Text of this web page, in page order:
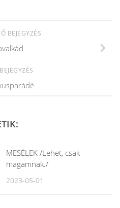
BEJEGYZÉS
MESÉLEK /Lehet, csak
magamnak./
2023-05-01